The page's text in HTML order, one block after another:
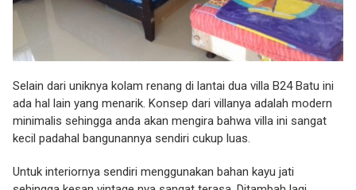
Selain dari uniknya kolam renang di lantai dua villa B24 Batu ini
ada hal lain yang menarik. Konsep dari villanya adalah modern
minimalis sehingga anda akan mengira bahwa villa ini sangat
kecil padahal bangunannya sendiri cukup luas.
Untuk interiornya sendiri menggunakan bahan kayu jati